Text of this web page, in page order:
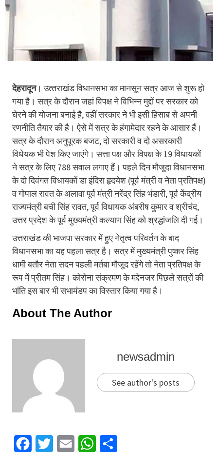
देहरादून। उत्‍तराखंड विधानसभा का मानसून सत्र आज से शुरू हो
गया है। सत्र के दौरान जहां विपक्ष ने विभिन्न मुद्दों पर सरकार को
घेरने की योजना बनाई है, वहीं सरकार ने भी इसी हिसाब से अपनी
रणनीति तैयार की है। ऐसे में सत्र के हंगामेदार रहने के आसार हैं।
सत्र के दौरान अनुपूरक बजट, दो सरकारी व दो असरकारी
विधेयक भी पेश किए जाएंगे। सत्ता पक्ष और विपक्ष के 19 विधायकों
ने सत्र के लिए 788 सवाल लगाए हैं। पहले दिन मौजूदा विधानसभा
के दो दिवंगत विधायकों डा इंदिरा हृदयेश (पूर्व मंत्री व नेता प्रतिपक्ष)
व गोपाल रावत के अलावा पूर्व मंत्री नरेंद्र सिंह भंडारी, पूर्व केंद्रीय
राज्यमंत्री बची सिंह रावत, पूर्व विधायक अंबरीष कुमार व श्रीचंद,
उत्तर प्रदेश के पूर्व मुख्यमंत्री कल्याण सिंह को श्रद्धांजलि दी गई।
उत्तराखंड की भाजपा सरकार में हुए नेतृत्व परिवर्तन के बाद
विधानसभा का यह पहला सत्र है। सत्र में मुख्यमंत्री पुष्कर सिंह
धामी बतौर नेता सदन पहली मर्तबा मौजूद रहेंगे तो नेता प्रतिपक्ष के
रूप में प्रीतम सिंह। कोरोना संक्रमण के मद्देनजर पिछले सत्रों की
भांति इस बार भी सभामंडप का विस्तार किया गया है।
About The Author
newsadmin
See author's posts
FacebookTwitter Email WhatsApp